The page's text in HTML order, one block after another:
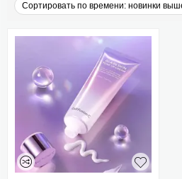
Сортировать по времени: новинки